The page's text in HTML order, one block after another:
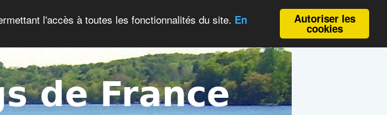
Autoriser les
cookies
l'accès à toutes les fonctionnalités du site. En
de France